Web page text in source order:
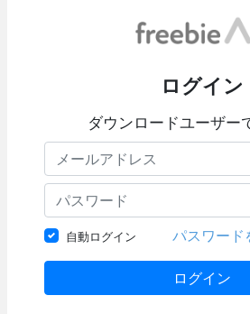
ログイン
ダウンロードユーザー
自動ログイン パスワード
ログイン